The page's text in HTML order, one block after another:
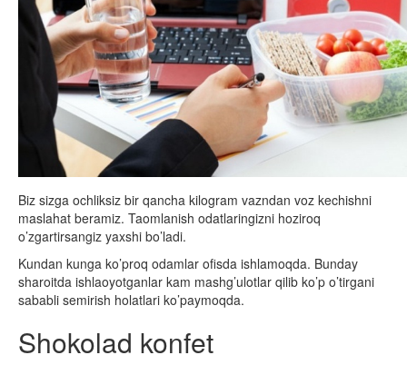
Biz sizga ochliksiz bir qancha kilogram vazndan voz kechishni
maslahat beramiz. Taomlanish odatlaringizni hoziroq
o’zgartirsangiz yaxshi bo’ladi.
Kundan kunga ko’proq odamlar ofisda ishlamoqda. Bunday
sharoitda ishlaoyotganlar kam mashg’ulotlar qilib ko’p o’tirgani
sababli semirish holatlari ko’paymoqda.
Shokolad konfet